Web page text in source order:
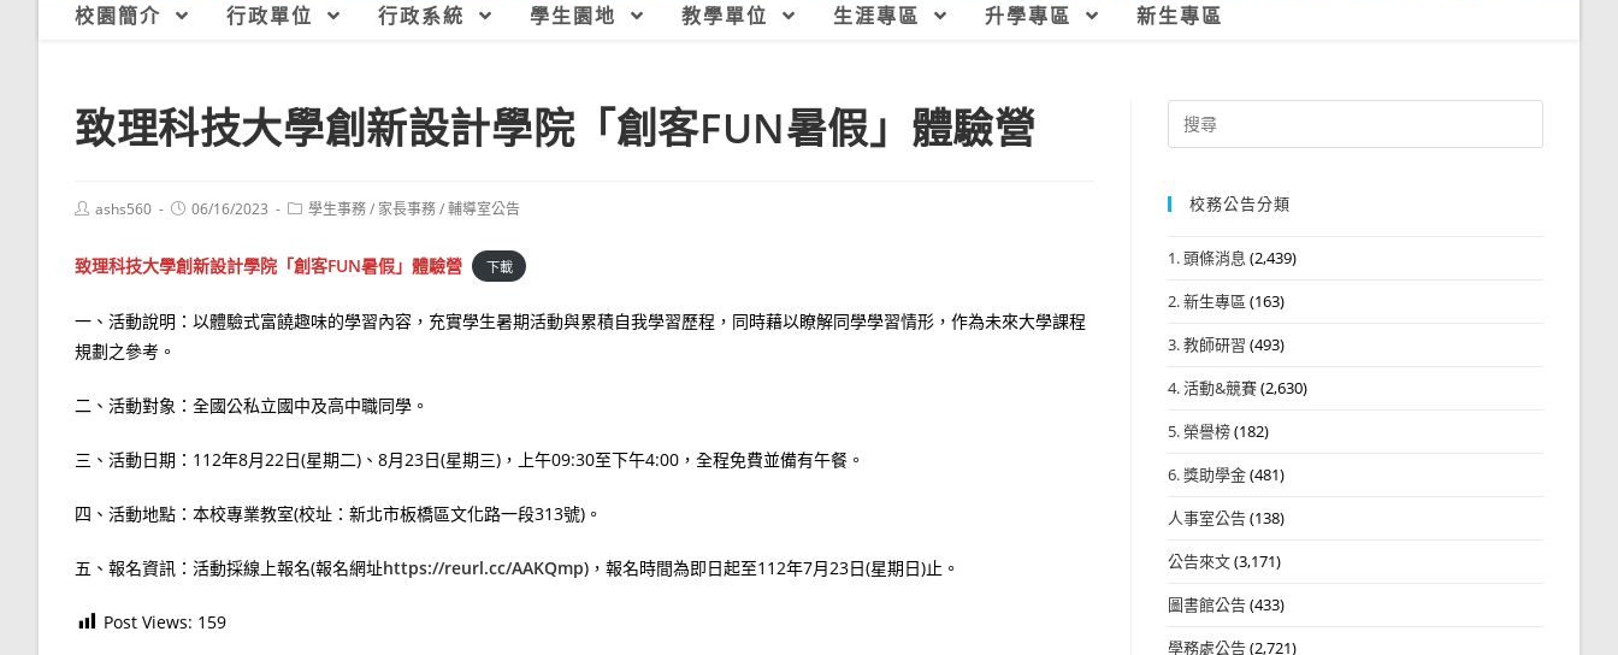
校園簡介 行政單位 行政系統 學生園地 教學單位 生涯專區 升學專區 新生專區
致理科技大學創新設計學院「創客FUN暑假」體驗營
Postashs560
Post06/16/2023
Post學生事務/ 家長事務/輔導室公告
致理科技大學創新設計學院「創客FUN暑假」體驗營 下載
一、活動說明：以體驗式富饒趣味的學習內容，充實學生暑期活動與累積自我學習歷程，同時藉以瞭解同學學習情形，作為未來大學課程
規劃之參考。
二、活動對象：全國公私立國中及高中職同學。
三、活動日期：112年8月22日(星期二)、8月23日(星期三)，上午09:30至下午4:00，全程免費並備有午餐。
四、活動地點：本校專業教室(校址：新北市板橋區文化路一段313號)。
五、報名資訊：活動採線上報名(報名網址https://reurl.cc/AAKQmp)，報名時間為即日起至112年7月23日(星期日)止。
Post Views: 159
Search
for:
校務公告分類
1. 頭條消息 (2,439)
2. 新生專區 (163)
3. 教師研習 (493)
4. 活動&競賽(2,630)
5. 榮譽榜(182)
6. 獎助學金(481)
人事室公告(138)
公告來文(3,171)
圖書館公告(433)
學務處公告(2,721)